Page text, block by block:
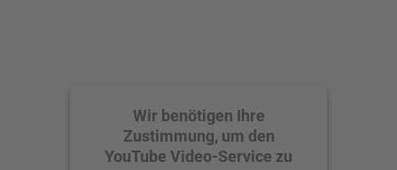
Wir benötigen Ihre
Zustimmung, um den
YouTube Video-Service zu